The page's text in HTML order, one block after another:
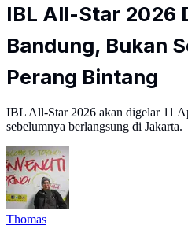
IBL All-Star 2026
Bandung, Bukan
Perang Bintang
IBL All-Star 2026 akan digelar 11
sebelumnya berlangsung di Jakarta.
Thomas